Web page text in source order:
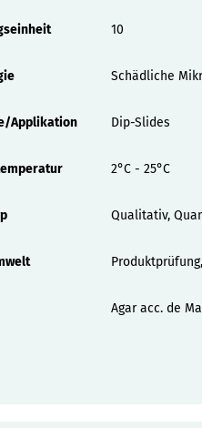
10
Schädliche
Applikation Dip-Slides
2°C - 25°C
Qualitativ,
Agar acc. de